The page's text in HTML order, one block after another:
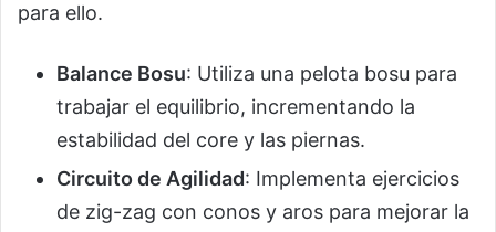
para ello.
Balance Bosu: Utiliza una pelota bosu para
trabajar el equilibrio, incrementando la
estabilidad del core y las piernas.
Circuito de Agilidad: Implementa ejercicios
de zig-zag con conos y aros para mejorar la